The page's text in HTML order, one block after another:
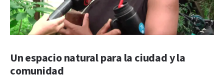
Un espacio natural para la ciudad y la
comunidad